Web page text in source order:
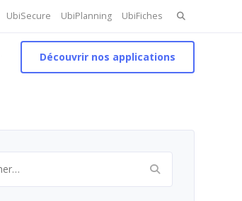
UbiSecure UbiPlanning UbiFiches Search
for:
Découvrir nos applications